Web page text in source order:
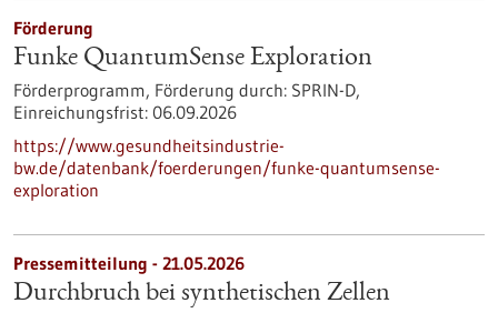
Förderung
Funke QuantumSense Exploration
Förderprogramm, Förderung durch: SPRIN-D,
Einreichungsfrist: 06.09.2026
https://www.gesundheitsindustrie-
bw.de/datenbank/foerderungen/funke-quantumsense-
exploration
Pressemitteilung - 21.05.2026
Durchbruch bei synthetischen Zellen